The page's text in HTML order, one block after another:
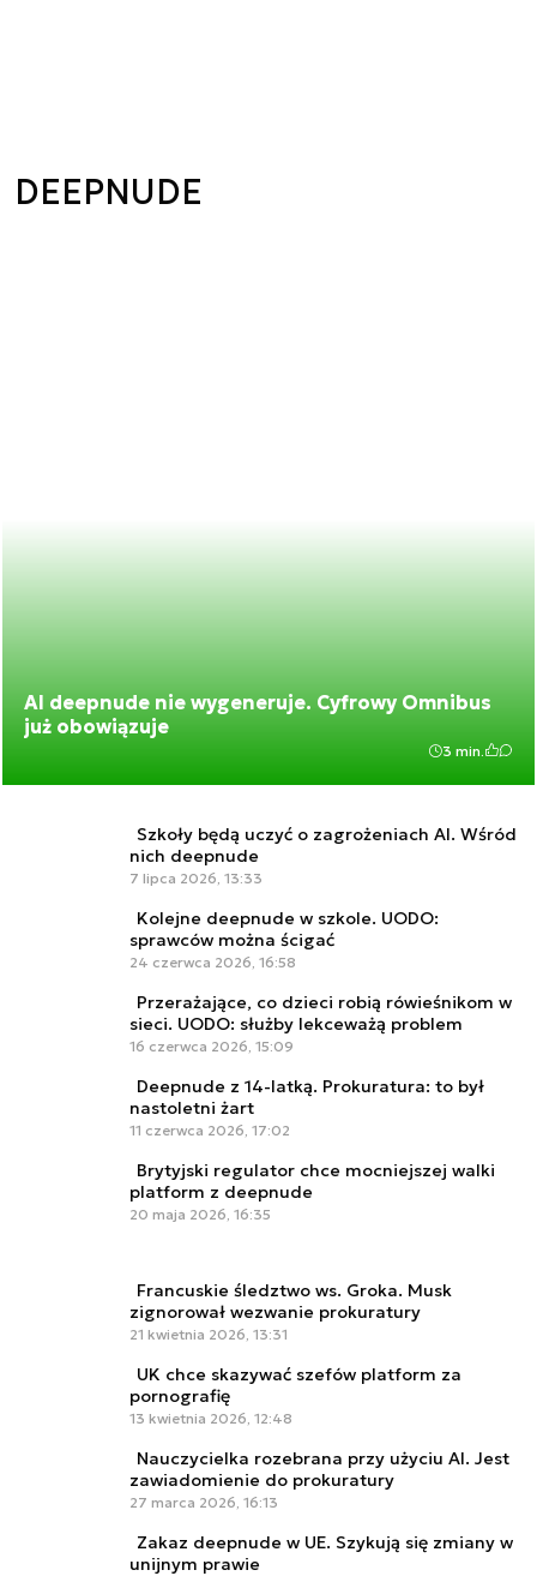
DEEPNUDE
AI deepnude nie wygeneruje. Cyfrowy Omnibus
już obowiązuje
3 min.
Szkoły będą uczyć o zagrożeniach AI. Wśród
nich deepnude
7 lipca 2026, 13:33
Kolejne deepnude w szkole. UODO:
sprawców można ścigać
24 czerwca 2026, 16:58
Przerażające, co dzieci robią rówieśnikom w
sieci. UODO: służby lekceważą problem
16 czerwca 2026, 15:09
Deepnude z 14-latką. Prokuratura: to był
nastoletni żart
11 czerwca 2026, 17:02
Brytyjski regulator chce mocniejszej walki
platform z deepnude
20 maja 2026, 16:35
Francuskie śledztwo ws. Groka. Musk
zignorował wezwanie prokuratury
21 kwietnia 2026, 13:31
UK chce skazywać szefów platform za
pornografię
13 kwietnia 2026, 12:48
Nauczycielka rozebrana przy użyciu AI. Jest
zawiadomienie do prokuratury
27 marca 2026, 16:13
Zakaz deepnude w UE. Szykują się zmiany w
unijnym prawie